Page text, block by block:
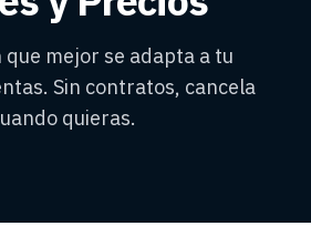
que mejor se adapta a tu
Sin contratos, cancela
quieras.